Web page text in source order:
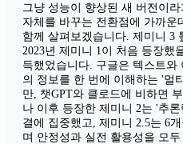
그냥 성능이 향상된 새 버전이
자체를 바꾸는 전환점에 가까운
함께 살펴보겠습니다. 제미니 3
2023년 제미니 1이 처음 등장했
득했었습니다. 구글은 텍스트와
의 정보를 한 번에 이해하는 '멀
만, 챗GPT와 클로드에 비하면
나 이후 등장한 제미니 2는 '추
결에 집중했고, 제미니 2.5는 6
며 안정성과 실전 활용성을 모